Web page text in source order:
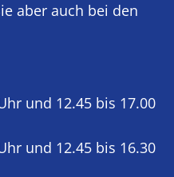
aber auch bei den
und 12.45 bis 17.00
und 12.45 bis 16.30